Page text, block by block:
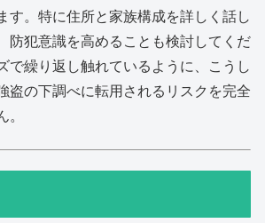
す。特に住所と家族構成を詳しく話し
防犯意識を高めることも検討してくだ
で繰り返し触れているように、こうし
盗の下調べに転用されるリスクを完全
。